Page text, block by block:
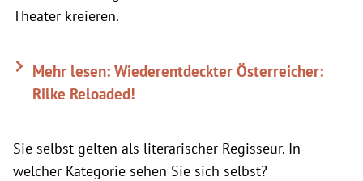
Theater kreieren.
Mehr lesen: Wiederentdeckter Österreicher:
Rilke Reloaded!
Sie selbst gelten als literarischer Regisseur. In
welcher Kategorie sehen Sie sich selbst?